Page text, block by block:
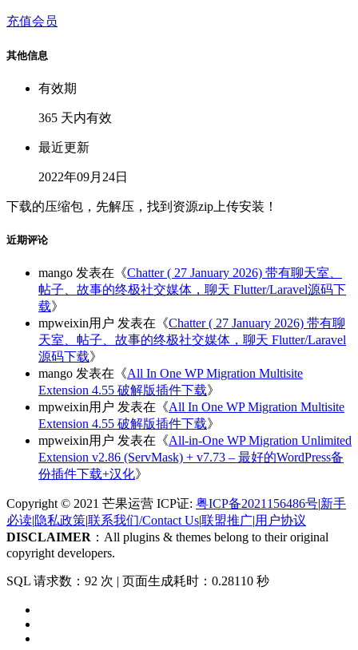
充值会员
其他信息
有效期
365 天内有效
最近更新
2022年09月24日
下载的压缩包，先解压，找到资源zip上传安装！
近期评论
mango 发表在《Chatter ( 27 January 2026) 带有聊天室、
帖子、故事的终极社交媒体，聊天 Flutter/Laravel源码下
载》
mpweixin用户 发表在《Chatter ( 27 January 2026) 带有聊
天室、帖子、故事的终极社交媒体，聊天 Flutter/Laravel
源码下载》
mango 发表在《All In One WP Migration Multisite
Extension 4.55 破解版插件下载》
mpweixin用户 发表在《All In One WP Migration Multisite
Extension 4.55 破解版插件下载》
mpweixin用户 发表在《All-in-One WP Migration Unlimited
Extension v2.86 (ServMask) + v7.73 – 最好的WordPress备
份插件下载+汉化》
Copyright © 2021 芒果运营 ICP证: 粤ICP备2021156486号|新手
必读|隐私政策|联系我们/Contact Us|联盟推广|用户协议
DISCLAIMER ：All plugins & themes belong to their original
copyright developers.
SQL 请求数：92 次 | 页面生成耗时：0.28110 秒